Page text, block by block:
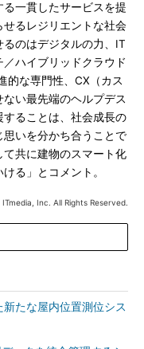
一貫したサービスを提
るレジリエントな社会
のはデジタルの力、IT
ハイブリッドクラウド
的な専門性、CX（カス
い最先端のヘルプデス
ることは、社会成長の
いを分かち合うことで
共に建物のスマート化
る」とコメント。
Inc. All Rights Reserved.
たな屋内位置測位シス